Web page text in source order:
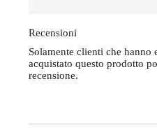
Recensioni
Solamente clienti che hanno
acquistato questo prodotto
recensione.